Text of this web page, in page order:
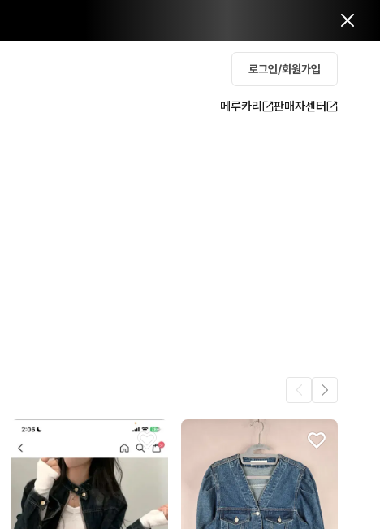
로그인/회원가입
메루카리 판매자센터